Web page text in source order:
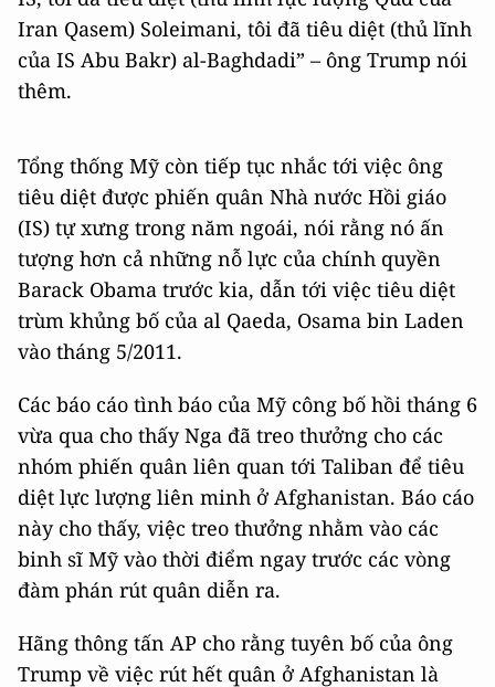
Iran Qasem) Soleimani, tôi đã tiêu diệt (thủ lĩnh
của IS Abu Bakr) al-Baghdadi” – ông Trump nói
thêm.
Tổng thống Mỹ còn tiếp tục nhắc tới việc ông
tiêu diệt được phiến quân Nhà nước Hồi giáo
(IS) tự xưng trong năm ngoái, nói rằng nó ấn
tượng hơn cả những nỗ lực của chính quyền
Barack Obama trước kia, dẫn tới việc tiêu diệt
trùm khủng bố của al Qaeda, Osama bin Laden
vào tháng 5/2011.
Các báo cáo tình báo của Mỹ công bố hồi tháng 6
vừa qua cho thấy Nga đã treo thưởng cho các
nhóm phiến quân liên quan tới Taliban để tiêu
diệt lực lượng liên minh ở Afghanistan. Báo cáo
này cho thấy, việc treo thưởng nhằm vào các
binh sĩ Mỹ vào thời điểm ngay trước các vòng
đàm phán rút quân diễn ra.
Hãng thông tấn AP cho rằng tuyên bố của ông
Trump về việc rút hết quân ở Afghanistan là